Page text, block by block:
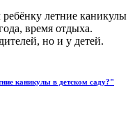
ребёнку летние каникулы
время отдыха.
но и у детей.
каникулы в детском саду?"